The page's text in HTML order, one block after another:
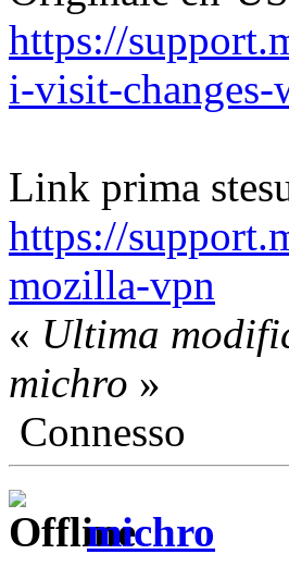
https://
i-visit-
Link prima
https://
mozilla-vpn
« Ultima
michro »
Connesso
michro